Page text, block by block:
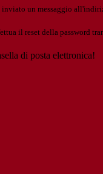
inviato un messaggio
il reset della password
di posta elettronica!